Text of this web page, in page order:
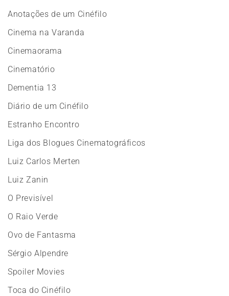
Anotações de um Cinéfilo
Cinema na Varanda
Cinemaorama
Cinematório
Dementia 13
Diário de um Cinéfilo
Estranho Encontro
Liga dos Blogues Cinematográficos
Luiz Carlos Merten
Luiz Zanin
O Previsível
O Raio Verde
Ovo de Fantasma
Sérgio Alpendre
Spoiler Movies
Toca do Cinéfilo